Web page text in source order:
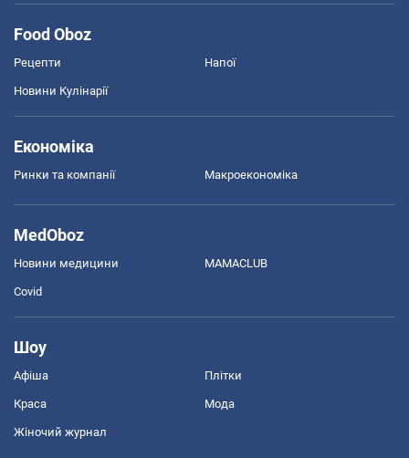
Food Oboz
Рецепти Напої
Новини Кулінарії
Економіка
Ринки та компанії Макроекономіка
MedOboz
Новини медицини MAMACLUB
Covid
Шоу
Афіша Плітки
Краса Мода
Жіночий журнал